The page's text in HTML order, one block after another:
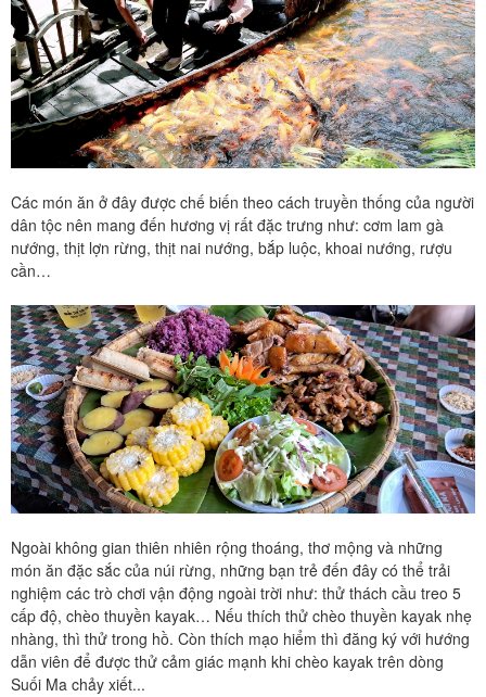
Các món ăn ở đây được chế biến theo cách truyền thống của người
dân tộc nên mang đến hương vị rất đặc trưng như: cơm lam gà
nướng, thịt lợn rừng, thịt nai nướng, bắp luộc, khoai nướng, rượu
cần…
Ngoài không gian thiên nhiên rộng thoáng, thơ mộng và những
món ăn đặc sắc của núi rừng, những bạn trẻ đến đây có thể trải
nghiệm các trò chơi vận động ngoài trời như: thử thách cầu treo 5
cấp độ, chèo thuyền kayak… Nếu thích thử chèo thuyền kayak nhẹ
nhàng, thì thử trong hồ. Còn thích mạo hiểm thì đăng ký với hướng
dẫn viên để được thử cảm giác mạnh khi chèo kayak trên dòng
Suối Ma chảy xiết...